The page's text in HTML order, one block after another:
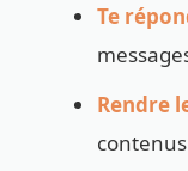
Te
Rendre